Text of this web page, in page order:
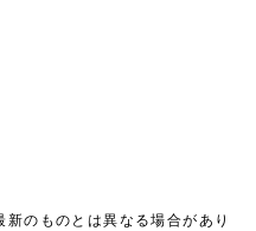
のものとは異なる場合があり